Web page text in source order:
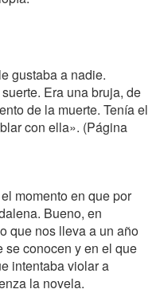
gustaba a nadie.
Era una bruja, de
de la muerte. Tenía el
con ella». (Página
momento en que por
Bueno, en
que nos lleva a un año
se conocen y en el que
intentaba violar a
la novela.